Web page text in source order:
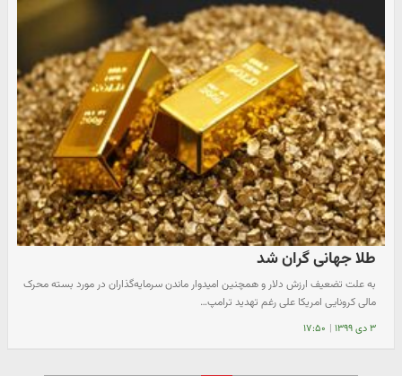
طلا جهانی گران شد
به علت تضعیف ارزش دلار و همچنین امیدوار ماندن سرمایه‌گذاران در مورد بسته محرک
مالی کرونایی امریکا علی رغم تهدید ترامپ…
۳ دی ۱۳۹۹ | ۱۷:۵۰